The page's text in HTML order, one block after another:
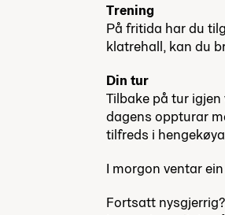
Trening
På fritida har du
klatrehall, kan du
Din tur
Tilbake på tur
dagens oppturar
tilfreds i
I morgon ventar
Fortsatt nysgjerrig?